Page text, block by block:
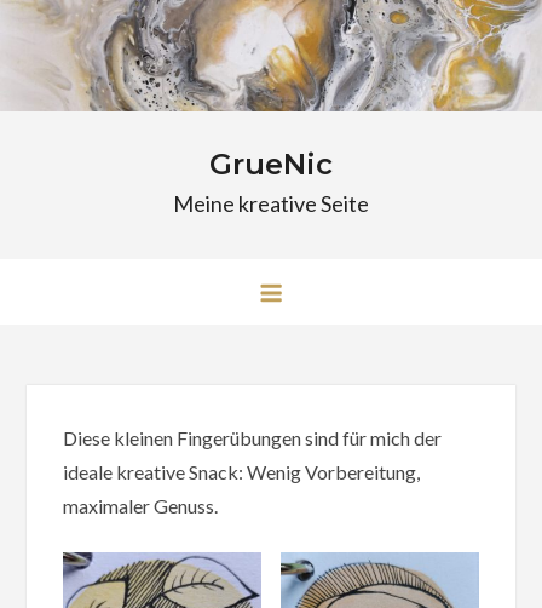
Skip
content
GrueNic
Meine kreative Seite
Diese kleinen Fingerübungen sind für mich der
ideale kreative Snack: Wenig Vorbereitung,
maximaler Genuss.